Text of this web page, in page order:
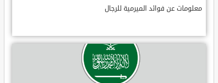
معلومات عن فوائد الميرمية للرجال